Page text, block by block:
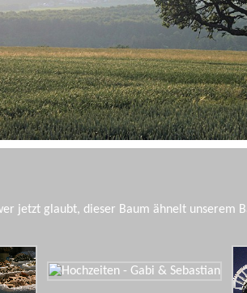
jetzt glaubt, dieser Baum ähnelt unserem